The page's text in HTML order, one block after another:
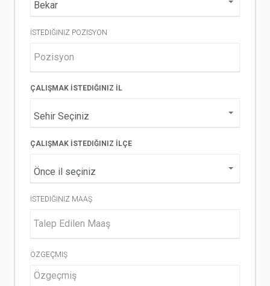
İSTEDIĞINIZ POZISYON
ÇALIŞMAK İSTEDIĞINIZ İL
ÇALIŞMAK İSTEDIĞINIZ İLÇE
İSTEDIĞINIZ MAAŞ
ÖZGEÇMIŞ